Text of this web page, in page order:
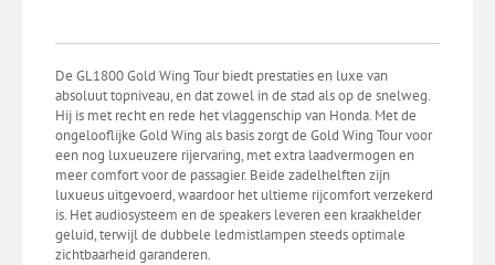
De GL1800 Gold Wing Tour biedt prestaties en luxe van
absoluut topniveau, en dat zowel in de stad als op de snelweg.
Hij is met recht en rede het vlaggenschip van Honda. Met de
ongelooflijke Gold Wing als basis zorgt de Gold Wing Tour voor
een nog luxueuzere rijervaring, met extra laadvermogen en
meer comfort voor de passagier. Beide zadelhelften zijn
luxueus uitgevoerd, waardoor het ultieme rijcomfort verzekerd
is. Het audiosysteem en de speakers leveren een kraakhelder
geluid, terwijl de dubbele ledmistlampen steeds optimale
zichtbaarheid garanderen.